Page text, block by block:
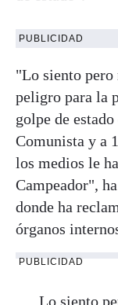
PUBLICIDAD
"Lo siento pero
peligro para la
golpe de
Comunista y a
los medios le
Campeador",
donde ha
órganos
PUBLICIDAD
Lo siento